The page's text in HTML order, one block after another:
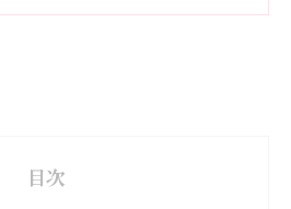
目次